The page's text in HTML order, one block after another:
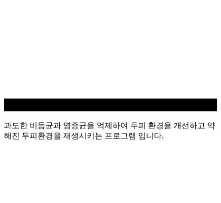
과도한 비듬균과 염증균을 억제하여 두피 환경을 개선하고 약
해진 두피환경을 재생시키는 프로그램 입니다.